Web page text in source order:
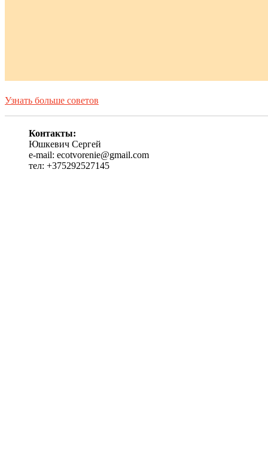
Узнать больше советов
Контакты:
Юшкевич Сергей
e-mail: ecotvorenie@gmail.com
тел: +375292527145